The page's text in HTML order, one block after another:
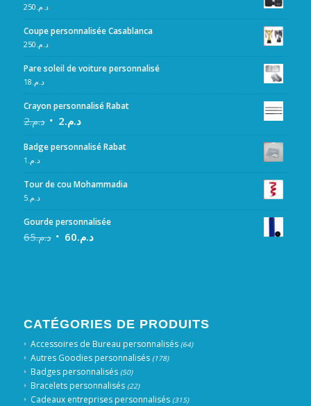
د.م. 250
Coupe personnalisée Casablanca
د.م. 250
Pare soleil de voiture personnalisé
د.م. 18
Crayon personnalisé Rabat
د.م.2 د.م.2
Badge personnalisé Rabat
د.م. 1
Tour de cou Mohammadia
د.م.5
Gourde personnalisée
د.م.65 د.م.60
CATÉGORIES DE PRODUITS
Accessoires de Bureau personnalisés (64)
Autres Goodies personnalisés (178)
Badges personnalisés (50)
Bracelets personnalisés (22)
Cadeaux entreprises personnalisés (315)